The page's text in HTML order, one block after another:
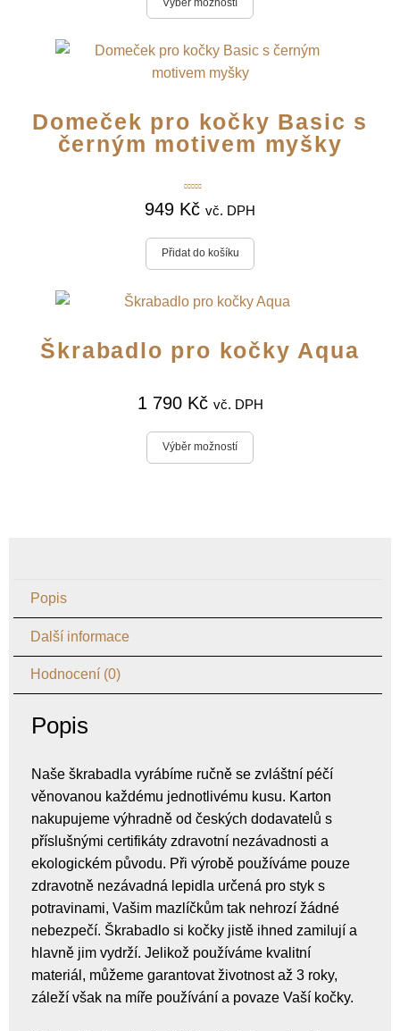
Výběr možností
Domeček pro kočky Basic s
černým motivem myšky
5.00
949 Kč vč. DPH
Přidat do košíku
Škrabadlo pro kočky Aqua
1 790 Kč vč. DPH
Výběr možností
Popis
Další informace
Hodnocení (0)
Popis
Naše škrabadla vyrábíme ručně se zvláštní péčí
věnovanou každému jednotlivému kusu. Karton
nakupujeme výhradně od českých dodavatelů s
příslušnými certifikáty zdravotní nezávadnosti a
ekologickém původu. Při výrobě používáme pouze
zdravotně nezávadná lepidla určená pro styk s
potravinami, Vašim mazlíčkům tak nehrozí žádné
nebezpečí. Škrabadlo si kočky jistě ihned zamilují a
hlavně jim vydrží. Jelikož používáme kvalitní
materiál, můžeme garantovat životnost až 3 roky,
záleží však na míře používání a povaze Vaší kočky.